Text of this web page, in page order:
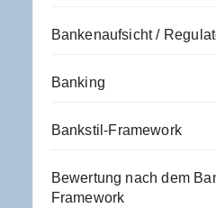
Bankenaufsicht /
Banking
Bankstil-Framework
Bewertung nach dem
Framework